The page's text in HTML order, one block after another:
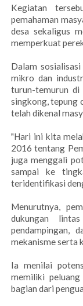
Kegiatan
pemahaman
desa sekaligus
memperkuat
Dalam
mikro dan
turun-temurun di
singkong, tepung
telah dikenal
"Hari ini kita
2016 tentang
juga menggali
sampai ke
teridentifikasi
Menurutnya,
dukungan
pendampingan,
mekanisme serta
Ia menilai
memiliki
bagian dari